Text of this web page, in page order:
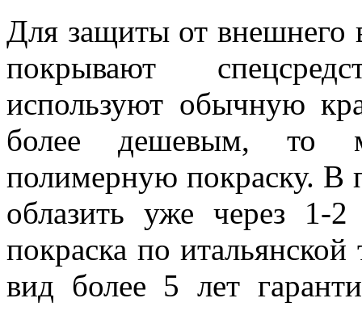
Для защиты от внешнего
покрывают
используют обычную
более дешевым, то
полимерную покраску. В
облазить уже через 1-2
покраска по
вид более 5 лет